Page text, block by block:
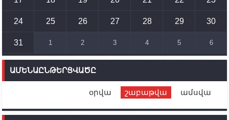
14:54 02.10.2023
տեղակայված հայկական դիրքերի անձնակազմի
համար սնունդ տեղափոխող մեքենայի
ունեն. կիպրոսցի խորհրդարանականը՝ Ալեն
Ֆրանսիայի ԱԳ նախարարը կայցելի Հայաստան
24 25 26 27 28 29 30
31 1 2 3 4 5 6
ԱՄԵՆԱԸՆԹԵՐՑՎԱԾԸ
օրվա շաբաթվա ամսվա